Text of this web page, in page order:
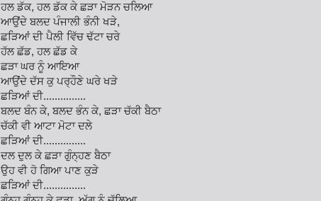
ਹਲ ਡੱਕ, ਹਲ ਡੱਕ ਕੇ ਛੜਾ ਮੋੜਨ ਚਲਿਆ
ਆਉਂਦੇ ਬਲਦ ਪੰਜਾਲੀ ਭੰਨੀ ਖੜੇ,
ਛੜਿਆਂ ਦੀ ਪੈਲੀ ਵਿੱਚ ਢੱਟਾ ਚਰੇ
ਹੱਲ ਛੱਡ, ਹਲ ਛੱਡ ਕੇ
ਛੜਾ ਘਰ ਨੂੰ ਆਇਆ
ਆਉਂਦੇ ਦੱਸ ਕੁ ਪਰ੍ਹੌਣੇ ਘਰੇ ਖੜੇ
ਛੜਿਆਂ ਦੀ...............
ਬਲਦ ਬੰਨ ਕੇ, ਬਲਦ ਭੰਨ ਕੇ, ਛੜਾ ਚੱਕੀ ਬੈਠਾ
ਚੱਕੀ ਵੀ ਆਟਾ ਮੋਟਾ ਦਲੇ
ਛੜਿਆਂ ਦੀ...............
ਦਲ ਦੁਲ ਕੇ ਛੜਾ ਗੁੰਨ੍ਹਣ ਬੈਠਾ
ਉਹ ਵੀ ਹੋ ਗਿਆ ਪਾਣ ਕੁੜੇ
ਛੜਿਆਂ ਦੀ...............